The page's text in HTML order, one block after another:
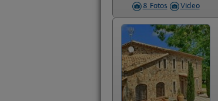
8 Fotos Video